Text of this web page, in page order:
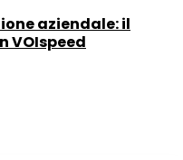
aziendale: il
VOIspeed